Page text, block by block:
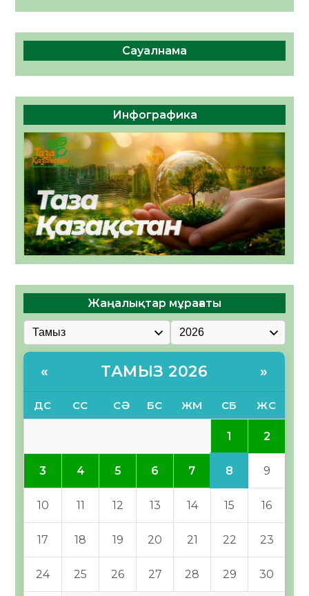
Сауалнама
Инфографика
Жаңалықтар мұрағаты
« ТАМЫЗ 2026 »
ДС СС СӘ БС ЖМ СБ ЖС
1 2
3 4 5 6 7 8 9
10 11 12 13 14 15 16
17 18 19 20 21 22 23
24 25 26 27 28 29 30